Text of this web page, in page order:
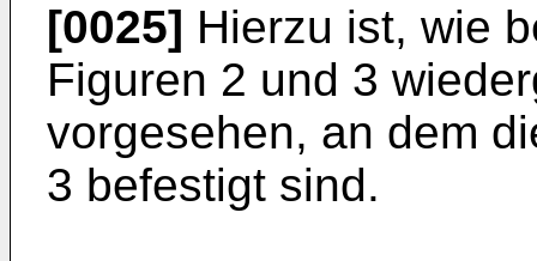
[0025] Hierzu ist, wie
Figuren 2 und 3
vorgesehen, an dem
3 befestigt sind.